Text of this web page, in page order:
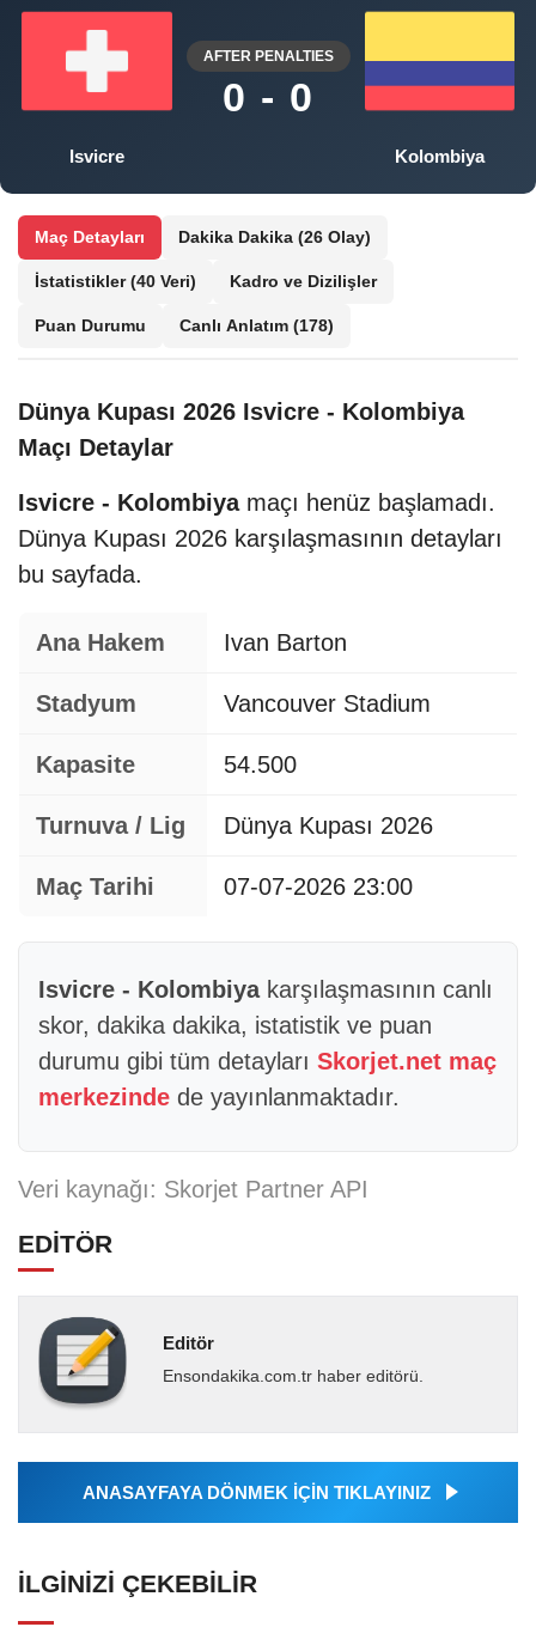
Isvicre
AFTER PENALTIES
0 - 0
Kolombiya
Maç Detayları Dakika Dakika (26 Olay)
İstatistikler(40 Veri) Kadro ve Dizilişler
Puan Durumu Canlı Anlatım (178)
Dünya Kupası 2026 Isvicre - Kolombiya
Maçı Detaylar
Isvicre - Kolombiyamaçı henüz başlamadı.
Dünya Kupası 2026 karşılaşmasının detayları
bu sayfada.
Ana Hakem Ivan Barton
Stadyum Vancouver Stadium
Kapasite 54.500
Turnuva / Lig Dünya Kupası 2026
Maç Tarihi 07-07-2026 23:00
Isvicre - Kolombiyakarşılaşmasının canlı
skor, dakika dakika, istatistik ve puan
durumu gibi tüm detayları Skorjet.net maç
merkezinde de yayınlanmaktadır.
Veri kaynağı: Skorjet Partner API
EDİTÖR
Editör
Ensondakika.com.tr haber editörü.
ANASAYFAYA DÖNMEK İÇİN TIKLAYINIZ
İLGINIZI ÇEKEBILIR